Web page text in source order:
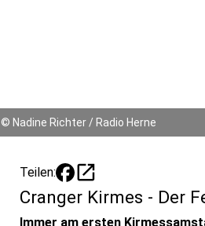
© Nadine Richter / Radio Herne
Teilen: open_in_new
Cranger Kirmes - Der
Immer am ersten